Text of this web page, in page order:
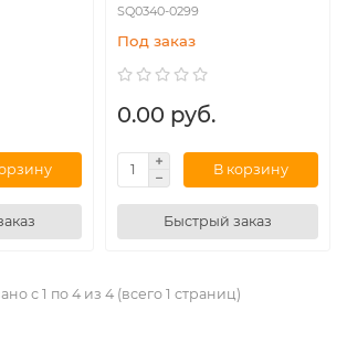
SQ0340-0299
Под заказ
0.00 руб.
В корзину
Быстрый заказ
с 1 по 4 из 4 (всего 1 страниц)